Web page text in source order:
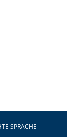
SPRACHE